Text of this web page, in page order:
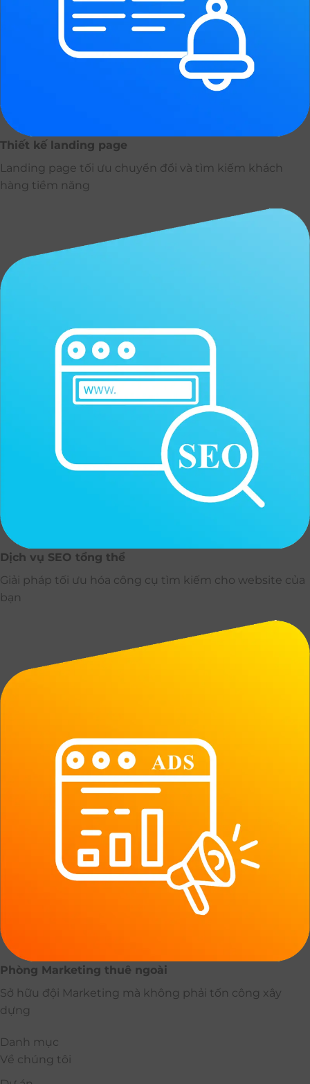
Thiết kế landing page
Landing page tối ưu chuyển đổi và tìm kiếm khách
hàng tiềm năng
Dịch vụ SEO tổng thể
Giải pháp tối ưu hóa công cụ tìm kiếm cho website của
bạn
Phòng Marketing thuê ngoài
Sở hữu đội Marketing mà không phải tốn công xây
dựng
Danh mục
Về chúng tôi